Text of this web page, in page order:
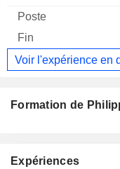
Voir l'expérience en
Formation de
Expériences